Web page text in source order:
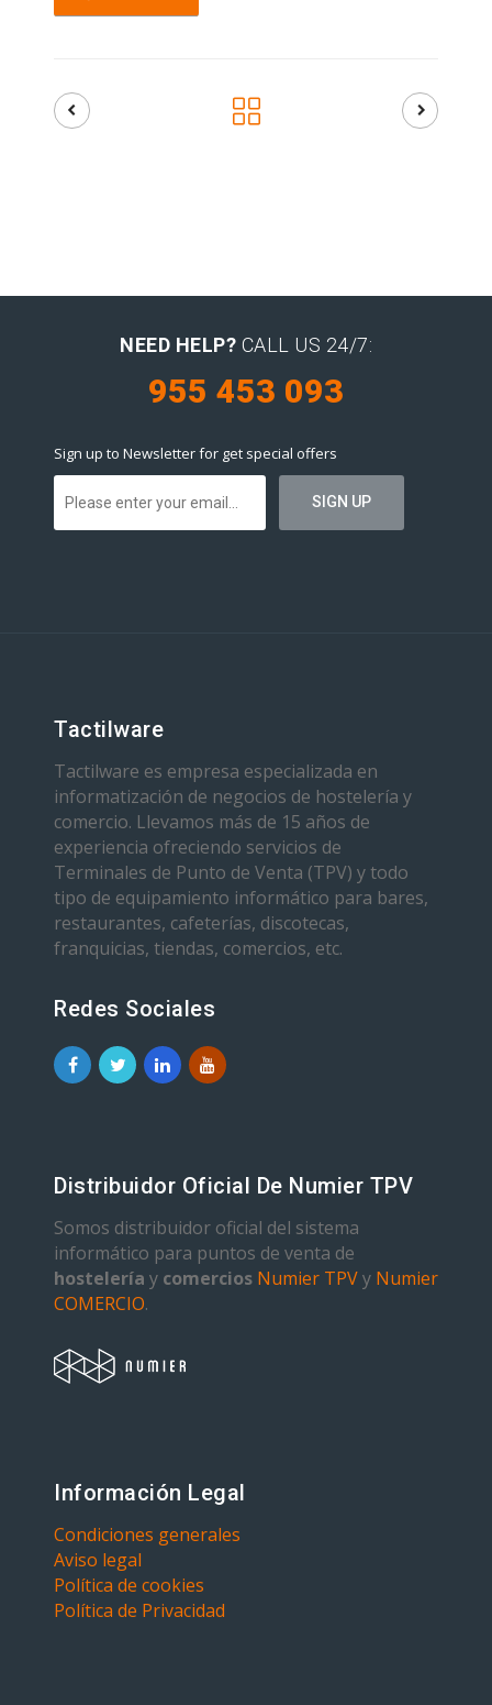
NEED HELP? CALL US 24/7:
955 453 093
Sign up to Newsletter for get special offers
Tactilware
Tactilware es empresa especializada en
informatización de negocios de hostelería y
comercio. Llevamos más de 15 años de
experiencia ofreciendo servicios de
Terminales de Punto de Venta (TPV) y todo
tipo de equipamiento informático para bares,
restaurantes, cafeterías, discotecas,
franquicias, tiendas, comercios, etc.
Redes Sociales
Distribuidor Oficial De Numier TPV
Somos distribuidor oficial del sistema
informático para puntos de venta de
hostelería y comercios Numier TPVy Numier
COMERCIO.
Información Legal
Condiciones generales
Aviso legal
Política de cookies
Política de Privacidad